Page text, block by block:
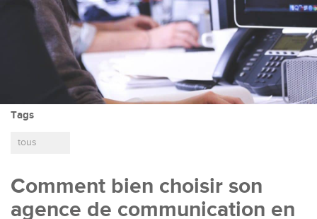
Tags
tous
Comment bien choisir son
agence de communication en